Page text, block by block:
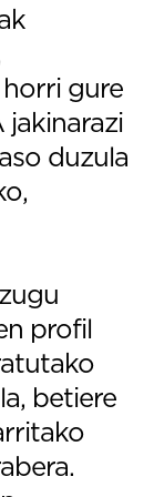
gure
jakinarazi
duzula
profil
betiere